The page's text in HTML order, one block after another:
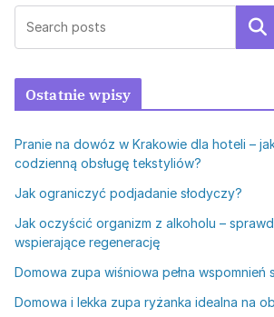
Szukaj
Ostatnie wpisy
Pranie na dowóz w Krakowie dla hoteli –
codzienną obsługę tekstyliów?
Jak ograniczyć podjadanie słodyczy?
Jak oczyścić organizm z alkoholu –
wspierające regenerację
Domowa zupa wiśniowa pełna wspomnień
Domowa i lekka zupa ryżanka idealna na